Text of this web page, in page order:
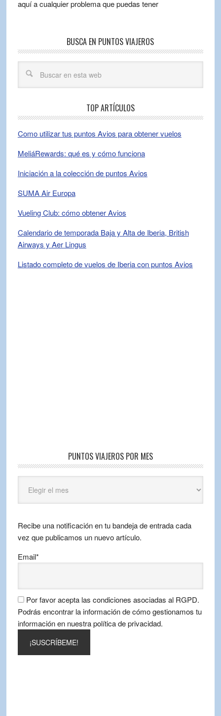
aquí a cualquier problema que puedas tener
BUSCA EN PUNTOS VIAJEROS
TOP ARTÍCULOS
Como utilizar tus puntos Avios para obtener vuelos
MeliáRewards: qué es y cómo funciona
Iniciación a la colección de puntos Avios
SUMA Air Europa
Vueling Club: cómo obtener Avios
Calendario de temporada Baja y Alta de Iberia, British
Airways y Aer Lingus
Listado completo de vuelos de Iberia con puntos Avios
PUNTOS VIAJEROS POR MES
Viajeros
por
Recibe una notificación en tu bandeja de entrada cada
vez que publicamos un nuevo artículo.
Email*
Por favor acepta las condiciones asociadas al RGPD.
Podrás encontrar la información de cómo gestionamos tu
información en nuestra política de privacidad.